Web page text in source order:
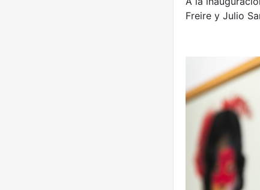
Freire y Julio